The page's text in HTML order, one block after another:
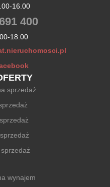
16.00
400
18.00
sprzedaż
wynajem